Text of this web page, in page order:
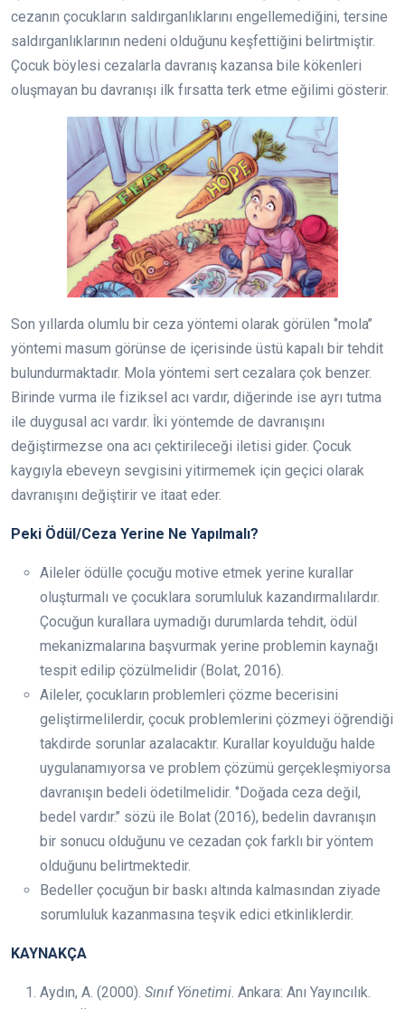
cezanın çocukların saldırganlıklarını engellemediğini, tersine
saldırganlıklarının nedeni olduğunu keşfettiğini belirtmiştir.
Çocuk böylesi cezalarla davranış kazansa bile kökenleri
oluşmayan bu davranışı ilk fırsatta terk etme eğilimi gösterir.
Son yıllarda olumlu bir ceza yöntemi olarak görülen ‘’mola’’
yöntemi masum görünse de içerisinde üstü kapalı bir tehdit
bulundurmaktadır. Mola yöntemi sert cezalara çok benzer.
Birinde vurma ile fiziksel acı vardır, diğerinde ise ayrı tutma
ile duygusal acı vardır. İki yöntemde de davranışını
değiştirmezse ona acı çektirileceği iletisi gider. Çocuk
kaygıyla ebeveyn sevgisini yitirmemek için geçici olarak
davranışını değiştirir ve itaat eder.
Peki Ödül/Ceza Yerine Ne Yapılmalı?
Aileler ödülle çocuğu motive etmek yerine kurallar
oluşturmalı ve çocuklara sorumluluk kazandırmalılardır.
Çocuğun kurallara uymadığı durumlarda tehdit, ödül
mekanizmalarına başvurmak yerine problemin kaynağı
tespit edilip çözülmelidir (Bolat, 2016).
Aileler, çocukların problemleri çözme becerisini
geliştirmelilerdir, çocuk problemlerini çözmeyi öğrendiği
takdirde sorunlar azalacaktır. Kurallar koyulduğu halde
uygulanamıyorsa ve problem çözümü gerçekleşmiyorsa
davranışın bedeli ödetilmelidir. ‘’Doğada ceza değil,
bedel vardır.’’ sözü ile Bolat (2016), bedelin davranışın
bir sonucu olduğunu ve cezadan çok farklı bir yöntem
olduğunu belirtmektedir.
Bedeller çocuğun bir baskı altında kalmasından ziyade
sorumluluk kazanmasına teşvik edici etkinliklerdir.
KAYNAKÇA
Aydın, A. (2000). Sınıf Yönetimi. Ankara: Anı Yayıncılık.